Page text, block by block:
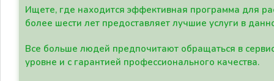
Ищете, где находится эффективная программа для
более шести лет предоставляет лучшие услуги в
Все больше людей предпочитают обращаться в
уровне и с гарантией профессионального качества.